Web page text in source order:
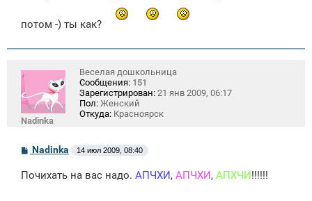
потом -) ты как?
Nadinka
Веселая дошкольница
Сообщения: 151
Зарегистрирован: 21 янв 2009, 06:17
Пол: Женский
Откуда: Красноярск
С
б
Nadinka 14 июл 2009, 08:40
Почихать на вас надо. АПЧХИ, АПЧХИ, АПХЧИ!!!!!!